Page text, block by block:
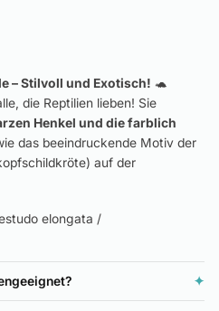
– Stilvoll und Exotisch! 🐢
die Reptilien lieben! Sie
Henkel und die farblich
das beeindruckende Motiv der
auf der
elongata /
✦